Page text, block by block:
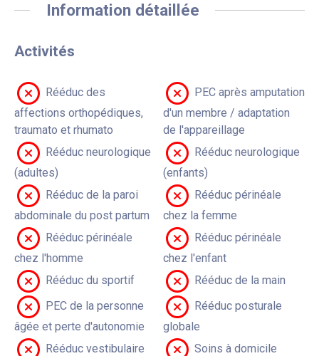
Information détaillée
Activités
Rééduc des
affections orthopédiques,
traumato et rhumato
PEC après amputation
d'un membre / adaptation
de l'appareillage
Rééduc neurologique
(adultes)
Rééduc neurologique
(enfants)
Rééduc de la paroi
abdominale du post partum
Rééduc périnéale
chez la femme
Rééduc périnéale
chez l'homme
Rééduc périnéale
chez l'enfant
Rééduc du sportif
Rééduc de la main
PEC de la personne
âgée et perte d'autonomie
Rééduc posturale
globale
Rééduc vestibulaire
Soins à domicile